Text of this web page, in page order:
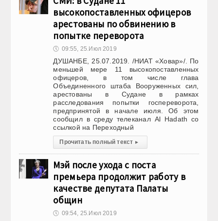
высокопоставленных офицеров
арестованы по обвинению в
попытке переворота
🕔 09:55, 25.Июл 2019
ДУШАНБЕ, 25.07.2019. /НИАТ «Ховар»/. По
меньшей мере 11 высокопоставленных
офицеров, в том числе глава
Объединенного штаба Вооруженных сил,
арестованы в Судане в рамках
расследования попытки госпереворота,
предпринятой в начале июля. Об этом
сообщил в среду телеканал Al Hadath со
ссылкой на Переходный
Прочитать полный текст ▸
Мэй после ухода с поста
премьера продолжит работу в
качестве депутата Палаты
общин
🕔 09:54, 25.Июл 2019